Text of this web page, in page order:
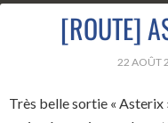
[ROUTE]
22 AOÛT
Très belle sortie « Asterix